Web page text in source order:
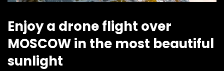
Enjoy a drone flight over
MOSCOW in the most beautiful
sunlight